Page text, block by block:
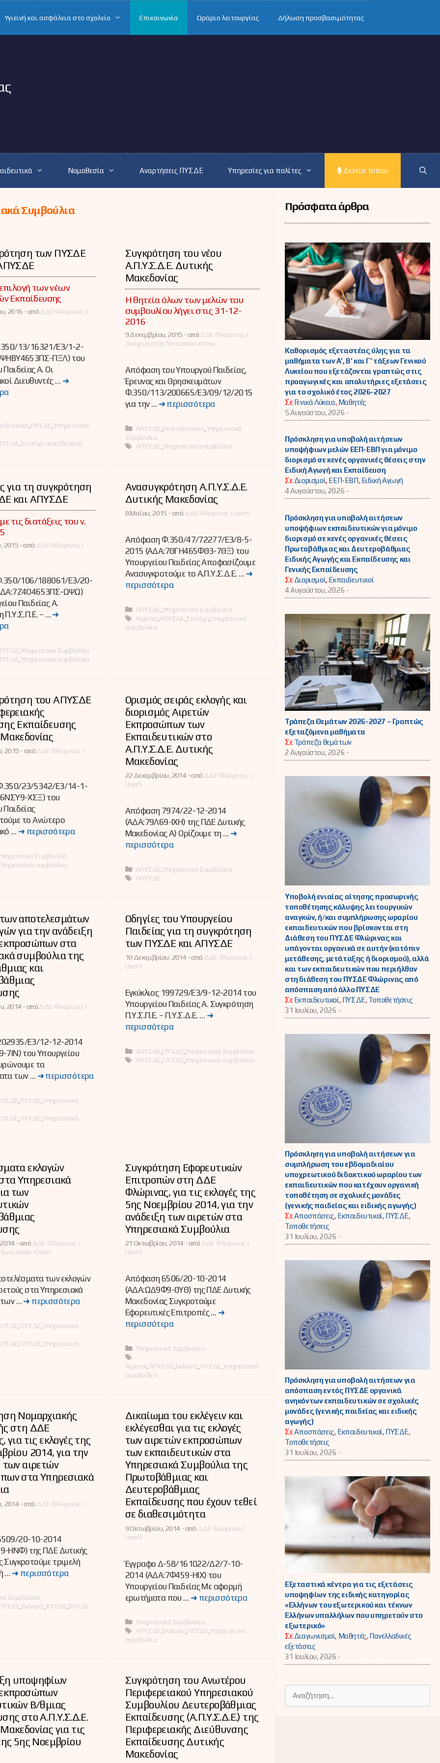
Υγιεινή και ασφάλεια στο σχολείο Επικοινωνία Ωράριο λειτουργίας Δήλωση προσβασιμότητας
Νομοθεσία Αναρτήσεις ΠΥΣΔΕ Υπηρεσίες για πολίτες Δελτία τύπου
Συμβούλια
των ΠΥΣΔΕ
των νέων
Εκπαίδευσης
2016 -απόΔΔΕ Φλώρινας |
13/16321/Ε3/1-2-
ΠΞΛ) του
Α. Οι
Διευθυντές … ➜
ΠΥΣΔΕ Υπηρεσιακά
Στελέχη εκπαίδευσης
Συγκρότηση του νέου
Α.Π.Υ.Σ.Δ.Ε. Δυτικής
Μακεδονίας
Η θητεία όλων των μελών του
συμβουλίου λήγει στις 31-12-
2016
9 Δεκεμβρίου, 2015 -από ΔΔΕ Φλώρινας |
Διαχειριστής δικτυακού τόπου
Απόφαση του Υπουργού Παιδείας,
Έρευνας και Θρησκευμάτων
Φ.350/113/200665/Ε3/09/12/2015
για την … ➜ περισσότερα
Κατηγορίες
ΑΠΥΣΔΕ Εκπαιδευτικοί Υπηρεσιακά
Συμβούλια
Ετικέτες
ΑΠΥΣΔΕ Υπηρεσιακά συμβούλια
για τη συγκρότηση
και ΑΠΥΣΔΕ
τις διατάξεις του ν.
2015 -από ΔΔΕ Φλώρινας |
Φ.350/106/188061/Ε3/20-
ΩΨΩ)
Παιδείας Α.
Π.Υ.Σ.Π.Ε. – … ➜
Υπηρεσιακά Συμβούλια
Υπηρεσιακά συμβούλια
Ανασυγκρότηση Α.Π.Υ.Σ.Δ.Ε.
Δυτικής Μακεδονίας
8 Μαΐου, 2015 -από ΔΔΕ Φλώρινας | User9
Απόφαση Φ.350/47/72277/Ε3/8-5-
2015 (ΑΔΑ:7ΘΓΗ465ΦΘ3-7ΘΞ) του
Υπουργείου Παιδείας Αποφασίζουμε
Ανασυγκροτούμε το Α.Π.Υ.Σ.Δ.Ε. … ➜
περισσότερα
Κατηγορίες
ΑΠΥΣΔΕ Υπηρεσιακά Συμβούλια
Ετικέτες
Αιρετοί ΑΠΥΣΔΕ Στελέχη Υπηρεσιακά
συμβούλια
του ΑΠΥΣΔΕ
Εκπαίδευσης
2015 -απόΔΔΕ Φλώρινας |
23/5342/Ε3/14-1-
ΧΣΞ) του
Παιδείας
το Ανώτερο
… ➜ περισσότερα
Συμβούλια
συμβούλια
Ορισμός σειράς εκλογής και
διορισμός Αιρετών
Εκπροσώπων των
Εκπαιδευτικών στο
Α.Π.Υ.Σ.Δ.Ε. Δυτικής
Μακεδονίας
22 Δεκεμβρίου, 2014 -από ΔΔΕ Φλώρινας |
User9
Απόφαση 7974/22-12-2014
(ΑΔΑ:79Λ69-ΙΧΗ) της ΠΔΕ Δυτικής
Μακεδονίας Α) Ορίζουμε τη … ➜
περισσότερα
Κατηγορίες
ΑΠΥΣΔΕ Υπηρεσιακά Συμβούλια
Ετικέτες
ΑΠΥΣΔΕ
αποτελεσμάτων
για την ανάδειξη
στα
συμβούλια της
και
2014 -απόΔΔΕ Φλώρινας |
Ε3/12-12-2014
7ΙΝ) του Υπουργείου
τα
των … ➜ περισσότερα
ΠΥΣΔΕ Υπηρεσιακά
ΠΥΣΔΕ Υπηρεσιακά
Οδηγίες του Υπουργείου
Παιδείας για τη συγκρότηση
των ΠΥΣΔΕ και ΑΠΥΣΔΕ
10 Δεκεμβρίου, 2014 -από ΔΔΕ Φλώρινας |
User9
Εγκύκλιος 199729/Ε3/9-12-2014 του
Υπουργείου Παιδείας Α. Συγκρότηση
Π.Υ.Σ.Π.Ε. – Π.Υ.Σ.Δ.Ε. … ➜
περισσότερα
Κατηγορίες
ΑΠΥΣΔΕ ΠΥΣΔΕ, Υπηρεσιακά Συμβούλια
Ετικέτες
ΑΠΥΣΔΕ ΠΥΣΔΕ, Υπηρεσιακά συμβούλια
εκλογών
Υπηρεσιακά
των
-από ΔΔΕ Φλώρινας |
δικτυακού τόπου
των εκλογών
στα Υπηρεσιακά
των … ➜ περισσότερα
ΠΥΣΔΕ Υπηρεσιακά
ΠΥΣΔΕ Υπηρεσιακά
Συγκρότηση Εφορευτικών
Επιτροπών στη ΔΔΕ
Φλώρινας, για τις εκλογές της
5ης Νοεμβρίου 2014, για την
ανάδειξη των αιρετών στα
Υπηρεσιακά Συμβούλια
21 Οκτωβρίου, 2014 -από ΔΔΕ Φλώρινας |
User9
Απόφαση 6506/20-10-2014
(ΑΔΑ:ΩΔ9Φ9-0ΥΘ) της ΠΔΕ Δυτικής
Μακεδονίας Συγκροτούμε
Εφορευτικές Επιτροπές … ➜
περισσότερα
Κατηγορίες
Υπηρεσιακά Συμβούλια
Αιρετοί ΑΠΥΣΔΕ Εκλογές ΠΥΣΔΕ Υπηρεσιακά
συμβούλια
Νομαρχιακής
στη ΔΔΕ
για τις εκλογές της
2014, για την
των αιρετών
στα Υπηρεσιακά
2014 -από ΔΔΕ Φλώρινας |
20-10-2014
ΗΝΦ) της ΠΔΕ Δυτικής
Συγκροτούμε τριμελή
… ➜ περισσότερα
Συμβούλια
,Εκλογές,ΚΥΣΔΕ,ΠΥΣΔΕ
Δικαίωμα του εκλέγειν και
εκλέγεσθαι για τις εκλογές
των αιρετών εκπροσώπων
των εκπαιδευτικών στα
Υπηρεσιακά Συμβούλια της
Πρωτοβάθμιας και
Δευτεροβάθμιας
Εκπαίδευσης που έχουν τεθεί
σε διαθεσιμότητα
9 Οκτωβρίου, 2014 -από ΔΔΕ Φλώρινας |
User9
Έγγραφο Δ-58/161022/Δ2/7-10-
2014 (ΑΔΑ:7Φ459-ΗΙΧ) του
Υπουργείου Παιδείας Με αφορμή
ερωτήματα που … ➜ περισσότερα
Κατηγορίες
Υπηρεσιακά Συμβούλια
Ετικέτες
ΑΠΥΣΔΕ,Εκλογές,ΠΥΣΔΕ,Υπηρεσιακά
συμβούλια
υποψηφίων
Β/θμιας
στο Α.Π.Υ.Σ.Δ.Ε.
για τις
5ης Νοεμβρίου
Συγκρότηση του Ανωτέρου
Περιφερειακού Υπηρεσιακού
Συμβουλίου Δευτεροβάθμιας
Εκπαίδευσης (Α.Π.Υ.Σ.Δ.Ε.) της
Περιφερειακής Διεύθυνσης
Εκπαίδευσης Δυτικής
Μακεδονίας
Πρόσφατα άρθρα
Καθορισμός εξεταστέας ύλης για τα
μαθήματα των Α’, Β’ και Γ’ τάξεων Γενικού
Λυκείου που εξετάζονται γραπτώς στις
προαγωγικές και απολυτήριες εξετάσεις
για το σχολικό έτος 2026-2027
ΣεΓενικά Λύκεια, Μαθητές
5 Αυγούστου, 2026 -
Πρόσκληση για υποβολή αιτήσεων
υποψήφιων μελών ΕΕΠ-ΕΒΠ για μόνιμο
διορισμό σε κενές οργανικές θέσεις στην
Ειδική Αγωγή και Εκπαίδευση
ΣεΔιορισμοί, ΕΕΠ-ΕΒΠ, Ειδική Αγωγή
4 Αυγούστου, 2026 -
Πρόσκληση για υποβολή αιτήσεων
υποψήφιων εκπαιδευτικών για μόνιμο
διορισμό σε κενές οργανικές θέσεις
Πρωτοβάθμιας και Δευτεροβάθμιας
Ειδικής Αγωγής και Εκπαίδευσης και
Γενικής Εκπαίδευσης
ΣεΔιορισμοί, Εκπαιδευτικοί
4 Αυγούστου, 2026 -
Τράπεζα Θεμάτων 2026-2027 – Γραπτώς
εξεταζόμενα μαθήματα
ΣεΤράπεζα θεμάτων
2 Αυγούστου, 2026 -
Υποβολή ενιαίας αίτησης προσωρινής
τοποθέτησης κάλυψης λειτουργικών
αναγκών, ή/και συμπλήρωσης ωραρίου
εκπαιδευτικών που βρίσκονται στη
Διάθεση του ΠΥΣΔΕ Φλώρινας και
υπάγονται οργανικά σε αυτήν (κατόπιν
μετάθεσης, μετάταξης ή διορισμού), αλλά
και των εκπαιδευτικών που περιήλθαν
στη διάθεση του ΠΥΣΔΕ Φλώρινας από
απόσπαση από άλλο ΠΥΣΔΕ
ΣεΕκπαιδευτικοί, ΠΥΣΔΕ, Τοποθετήσεις
31 Ιουλίου, 2026 -
Πρόσκληση για υποβολή αιτήσεων για
συμπλήρωση του εβδομαδιαίου
υποχρεωτικού διδακτικού ωραρίου των
εκπαιδευτικών που κατέχουν οργανική
τοποθέτηση σε σχολικές μονάδες
(γενικής παιδείας και ειδικής αγωγής)
ΣεΑποσπάσεις, Εκπαιδευτικοί, ΠΥΣΔΕ,
Τοποθετήσεις
31 Ιουλίου, 2026 -
Πρόσκληση για υποβολή αιτήσεων για
απόσπαση εντός ΠΥΣΔΕ οργανικά
ανηκόντων εκπαιδευτικών σε σχολικές
μονάδες (γενικής παιδείας και ειδικής
αγωγής)
ΣεΑποσπάσεις, Εκπαιδευτικοί, ΠΥΣΔΕ,
Τοποθετήσεις
31 Ιουλίου, 2026 -
Εξεταστικά κέντρα για τις εξετάσεις
υποψηφίων της ειδικής κατηγορίας
«Ελλήνων του εξωτερικού και τέκνων
Ελλήνων υπαλλήλων που υπηρετούν στο
εξωτερικό»
ΣεΔιαγωνισμοί, Μαθητές, Πανελλαδικές
εξετάσεις
31 Ιουλίου, 2026 -
για: